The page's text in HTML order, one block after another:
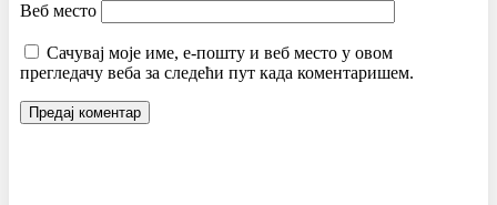
Веб место
Сачувај моје име, е-пошту и веб место у овом
прегледачу веба за следећи пут када коментаришем.